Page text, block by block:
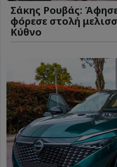
Σάκης Ρουβάς:
φόρεσε στολή
Κύθνο